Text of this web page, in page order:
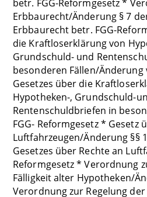
betr. FGG-Reformgesetz *
Erbbaurecht/Änderung § 7
Erbbaurecht betr. FGG-
die Kraftloserklärung von
Grundschuld- und
besonderen Fällen/Änderung
Gesetzes über die
Hypotheken-, Grundschuld-
Rentenschuldbriefen in
FGG- Reformgesetz * Gesetz
Luftfahrzeugen/Änderung §§
Gesetzes über Rechte an
Reformgesetz * Verordnung
Fälligkeit alter Hypotheken/
Verordnung zur Regelung